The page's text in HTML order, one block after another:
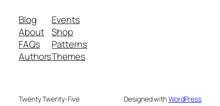
Blog
About
FAQs
Authors
Events
Shop
Patterns
Themes
Twenty Twenty-Five Designed withWordPress